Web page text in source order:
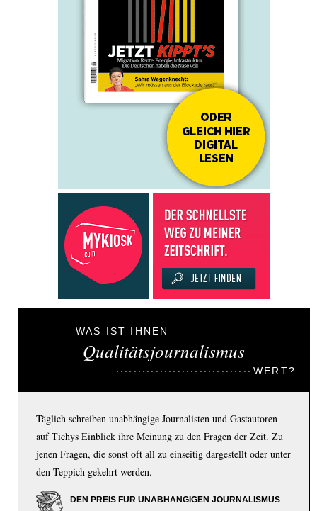
WAS IST IHNEN
Qualitätsjournalismus
WERT?
Täglich schreiben unabhängige Journalisten und Gastautoren
auf Tichys Einblick ihre Meinung zu den Fragen der Zeit. Zu
jenen Fragen, die sonst oft all zu einseitig dargestellt oder unter
den Teppich gekehrt werden.
DEN PREIS FÜR UNABHÄNGIGEN JOURNALISMUS